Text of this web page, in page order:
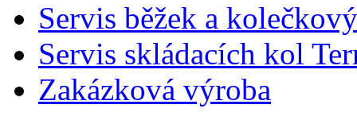
Servis běžek a
Servis skládacích kol
Zakázková výroba